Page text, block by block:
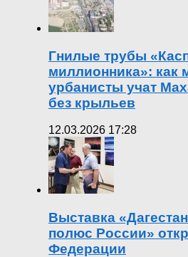
Гнилые трубы
миллионника»: как
урбанисты учат
без крыльев
12.03.2026 17:28
Выставка
полюс России»
Федерации